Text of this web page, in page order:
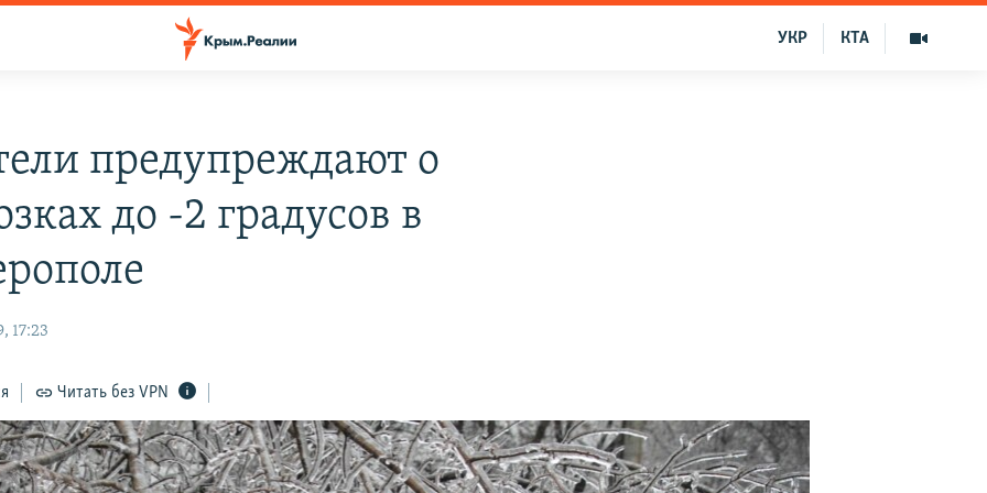
КТА
УКР
предупреждают о
до -2 градусов в
17:23
Читать без VPN